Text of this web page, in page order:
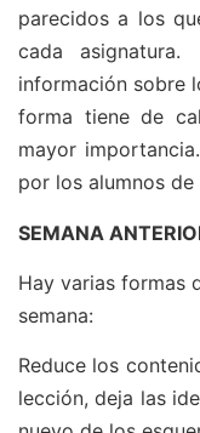
parecidos a los
cada
información sobre
forma tiene de
mayor
por los alumnos
SEMANA
Hay varias formas
semana:
Reduce los
lección, deja las